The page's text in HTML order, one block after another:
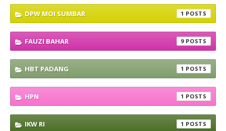
DPW MOI SUMBAR 1
FAUZI BAHAR 9
HBT PADANG 1
HPN 1
IKW RI 1